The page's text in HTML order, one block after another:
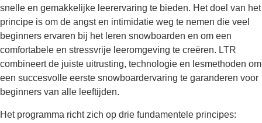
snelle en gemakkelijke leerervaring te bieden. Het doel van het
principe is om de angst en intimidatie weg te nemen die veel
beginners ervaren bij het leren snowboarden en om een
comfortabele en stressvrije leeromgeving te creëren. LTR
combineert de juiste uitrusting, technologie en lesmethoden om
een succesvolle eerste snowboardervaring te garanderen voor
beginners van alle leeftijden.
Het programma richt zich op drie fundamentele principes: